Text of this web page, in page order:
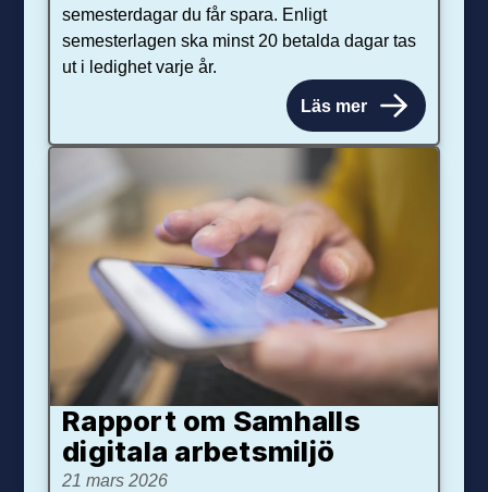
semesterdagar du får spara. Enligt
semesterlagen ska minst 20 betalda dagar tas
ut i ledighet varje år.
Läs mer
Rapport om Samhalls
digitala arbetsmiljö
21 mars 2026